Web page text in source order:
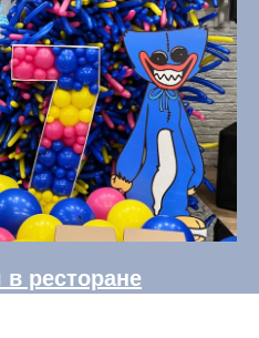
ресторане